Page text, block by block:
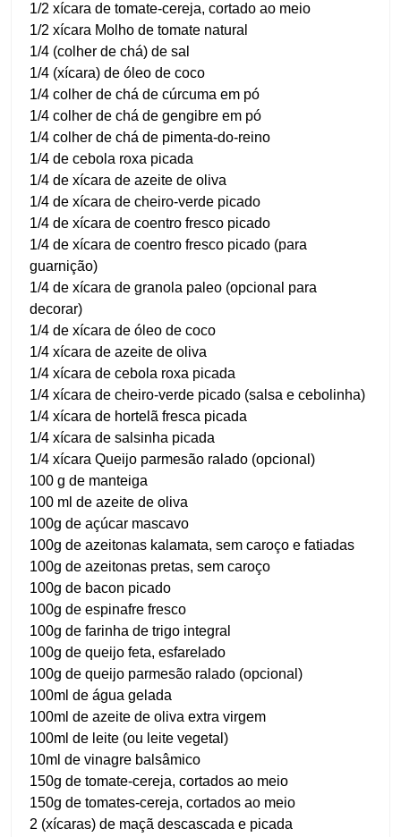
1/2 xícara de tomate-cereja, cortado ao meio
1/2 xícara Molho de tomate natural
1/4 (colher de chá) de sal
1/4 (xícara) de óleo de coco
1/4 colher de chá de cúrcuma em pó
1/4 colher de chá de gengibre em pó
1/4 colher de chá de pimenta-do-reino
1/4 de cebola roxa picada
1/4 de xícara de azeite de oliva
1/4 de xícara de cheiro-verde picado
1/4 de xícara de coentro fresco picado
1/4 de xícara de coentro fresco picado (para
guarnição)
1/4 de xícara de granola paleo (opcional para
decorar)
1/4 de xícara de óleo de coco
1/4 xícara de azeite de oliva
1/4 xícara de cebola roxa picada
1/4 xícara de cheiro-verde picado (salsa e cebolinha)
1/4 xícara de hortelã fresca picada
1/4 xícara de salsinha picada
1/4 xícara Queijo parmesão ralado (opcional)
100 g de manteiga
100 ml de azeite de oliva
100g de açúcar mascavo
100g de azeitonas kalamata, sem caroço e fatiadas
100g de azeitonas pretas, sem caroço
100g de bacon picado
100g de espinafre fresco
100g de farinha de trigo integral
100g de queijo feta, esfarelado
100g de queijo parmesão ralado (opcional)
100ml de água gelada
100ml de azeite de oliva extra virgem
100ml de leite (ou leite vegetal)
10ml de vinagre balsâmico
150g de tomate-cereja, cortados ao meio
150g de tomates-cereja, cortados ao meio
2 (xícaras) de maçã descascada e picada